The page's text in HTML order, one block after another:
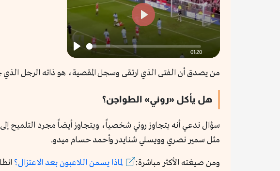
Play
01:20
fullscreen
Play
من يصدق أن الفتى الذي ارتقى وسجل المقصية، هو ذاته الرجل
هل يأكل «روني» الطواجن؟
سؤال ندعي أنه يتجاوز روني شخصياً، ويتجاوز أيضاً مجرد التلميح
مثل سمير نصري وويسلي شنايدر وأحمد حسام ميدو.
ومن صيغته الأكثر مباشرة: لماذا يسمن اللاعبون بعد الاعتزال؟